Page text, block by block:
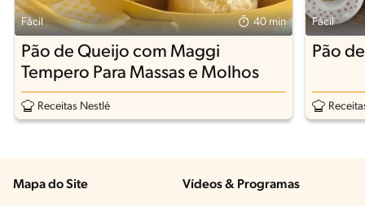
Fácil 40 min
Pão de Queijo com Maggi
Tempero Para Massas e Molhos
Receitas Nestlé
Fácil
Pão
Mapa do Site Vídeos & Programas​